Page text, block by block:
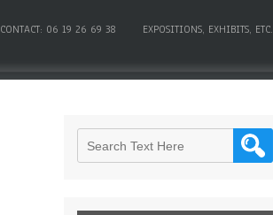
CONTACT: 06 19 26 69 38 EXPOSITIONS, EXHIBITS, ETC.